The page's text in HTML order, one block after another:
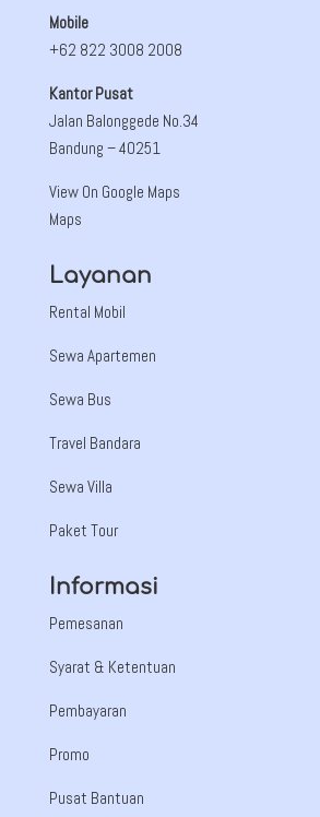
Mobile
+62 822 3008 2008
Kantor Pusat
Jalan Balonggede No.34
Bandung – 40251
View On Google Maps
Maps
Layanan
Rental Mobil
Sewa Apartemen
Sewa Bus
Travel Bandara
Sewa Villa
Paket Tour
Informasi
Pemesanan
Syarat & Ketentuan
Pembayaran
Promo
Pusat Bantuan